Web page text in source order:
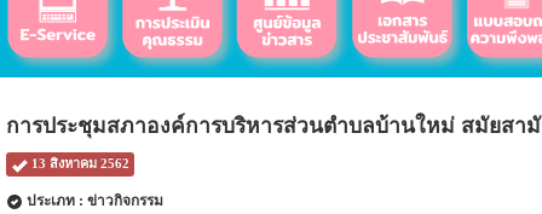
การประชุมสภาองค์การบริหารส่วนตำบลบ้านใหม่ สมัยสา
13 สิงหาคม 2562
ประเภท : ข่าวกิจกรรม